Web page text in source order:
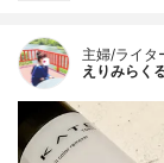
主婦/ライタ
えりみらく